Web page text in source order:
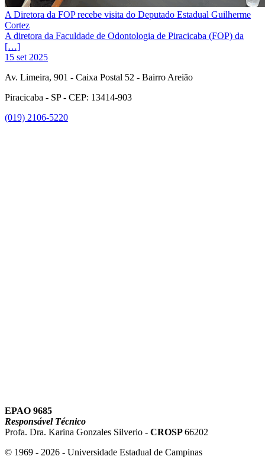
A Diretora da FOP recebe visita do Deputado Estadual Guilherme
Cortez
A diretora da Faculdade de Odontologia de Piracicaba (FOP) da
[…]
15 set 2025
Av. Limeira, 901 - Caixa Postal 52 - Bairro Areião
Piracicaba - SP - CEP: 13414-903
(019) 2106-5220
EPAO 9685
Responsável Técnico
Profa. Dra. Karina Gonzales Silverio - CROSP66202
© 1969 - 2026 - Universidade Estadual de Campinas